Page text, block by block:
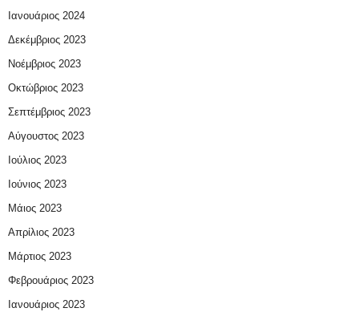
Ιανουάριος 2024
Δεκέμβριος 2023
Νοέμβριος 2023
Οκτώβριος 2023
Σεπτέμβριος 2023
Αύγουστος 2023
Ιούλιος 2023
Ιούνιος 2023
Μάιος 2023
Απρίλιος 2023
Μάρτιος 2023
Φεβρουάριος 2023
Ιανουάριος 2023